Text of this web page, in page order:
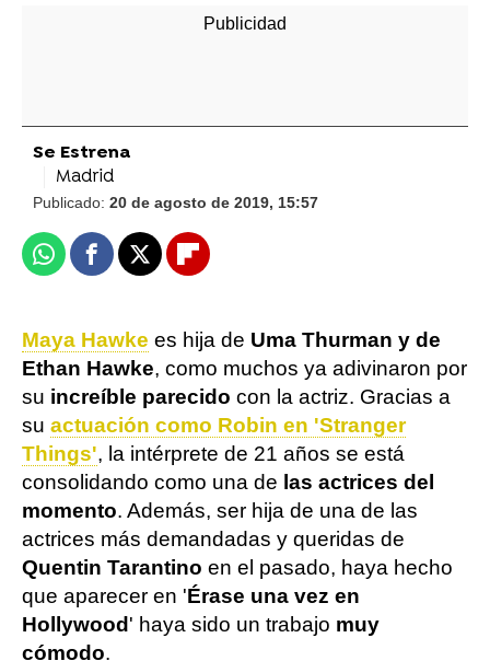
Se Estrena
Madrid
Publicado: 20 de agosto de 2019, 15:57
WhatsappFacebook
X Flipboard
Maya Hawke es hija de Uma Thurman y de
Ethan Hawke, como muchos ya adivinaron por
su increíble parecido con la actriz. Gracias a
su actuación como Robin en 'Stranger
Things', la intérprete de 21 años se está
consolidando como una de las actrices del
momento. Además, ser hija de una de las
actrices más demandadas y queridas de
Quentin Tarantino en el pasado, haya hecho
que aparecer en 'Érase una vez en
Hollywood ' haya sido un trabajo muy
cómodo.